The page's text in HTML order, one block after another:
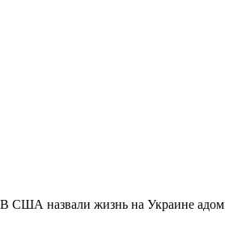
В США назвали жизнь на Украине адом